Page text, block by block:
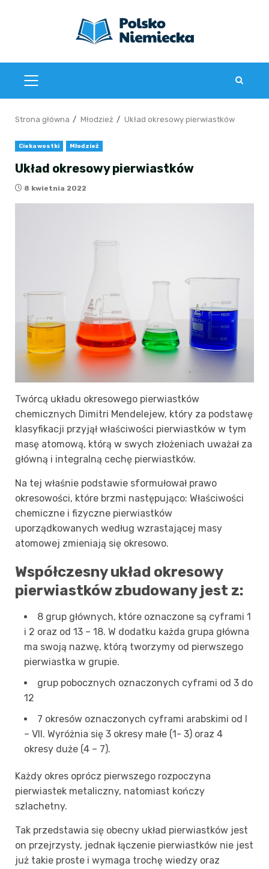
MENU
GŁÓWNE
Strona główna Młodzież Układ okresowy pierwiastków
Ciekawostki Młodzież
Układ okresowy pierwiastków
8 kwietnia 2022
Twórcą układu okresowego pierwiastków
chemicznych Dimitri Mendelejew, który za podstawę
klasyfikacji przyjął właściwości pierwiastków w tym
masę atomową, którą w swych złożeniach uważał za
główną i integralną cechę pierwiastków.
Na tej właśnie podstawie sformułował prawo
okresowości, które brzmi następująco: Właściwości
chemiczne i fizyczne pierwiastków
uporządkowanych według wzrastającej masy
atomowej zmieniają się okresowo.
Współczesny układ okresowy
pierwiastków zbudowany jest z:
8 grup głównych, które oznaczone są cyframi 1
i 2 oraz od 13 – 18. W dodatku każda grupa główna
ma swoją nazwę, którą tworzymy od pierwszego
pierwiastka w grupie.
grup pobocznych oznaczonych cyframi od 3 do
12
7 okresów oznaczonych cyframi arabskimi od I
– VII. Wyróżnia się 3 okresy małe (1- 3) oraz 4
okresy duże (4 – 7).
Każdy okres oprócz pierwszego rozpoczyna
pierwiastek metaliczny, natomiast kończy
szlachetny.
Tak przedstawia się obecny układ pierwiastków jest
on przejrzysty, jednak łączenie pierwiastków nie jest
już takie proste i wymaga trochę wiedzy oraz